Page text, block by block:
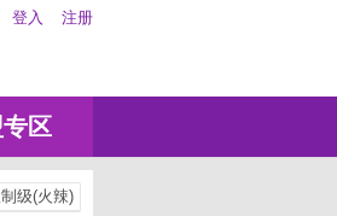
登入 注册
区
级(火辣)